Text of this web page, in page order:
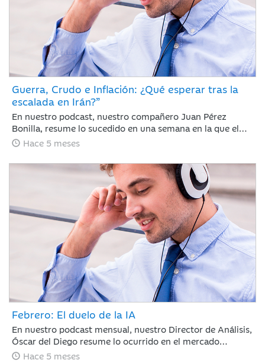
Guerra, Crudo e Inflación: ¿Qué esperar tras la
escalada en Irán?”
En nuestro podcast, nuestro compañero Juan Pérez
Bonilla, resume lo sucedido en una semana en la que el
precio del petróleo ha retrocedido con fuerza después de
dado un respiro tras encadenar sesiones con caídas
generalizadas ante la intensificación del conflicto bélico
de EE. UU. e Israel contra Irán
Hace 5 meses
Febrero: El duelo de la IA
En nuestro podcast mensual, nuestro Director de Análisis,
Óscar del Diego resume lo ocurrido en el mercado
financiero durante un mes, en el que la IA ha centrado el
Hace 5 meses